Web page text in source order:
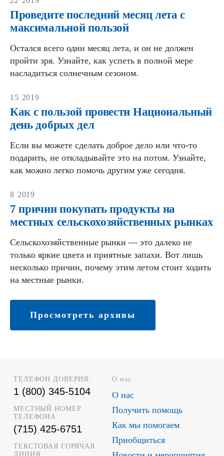
Проведите последний месяц лета с
максимальной пользой
Остался всего один месяц лета, и он не должен
пройти зря. Узнайте, как успеть в полной мере
насладиться солнечным сезоном.
15 2019
Как с пользой провести Национальный
день добрых дел
Если вы можете сделать доброе дело или что-то
подарить, не откладывайте это на потом. Узнайте,
как можно легко помочь другим уже сегодня.
8 2019
7 причин покупать продукты на
местных сельскохозяйственных рынках
Сельскохозяйственные рынки — это далеко не
только яркие цвета и приятные запахи. Вот лишь
несколько причин, почему этим летом стоит ходить
на местные рынки.
Просмотреть архивы
ТЕЛЕФОН ДОВЕРИЯ:
1 (800) 345-5104
МЕСТНЫЙ НОМЕР
ТЕЛЕФОНА:
(715) 425-6751
ТЕКСТОВАЯ ГОРЯЧАЯ
ЛИНИЯ:
О нас
О нас
Получить помощь
Как мы помогаем
Приобщиться